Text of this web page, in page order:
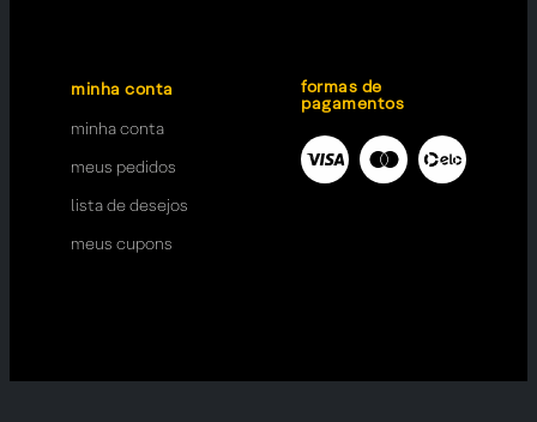
minha conta
minha conta
meus pedidos
lista de desejos
meus cupons
formas de
pagamentos